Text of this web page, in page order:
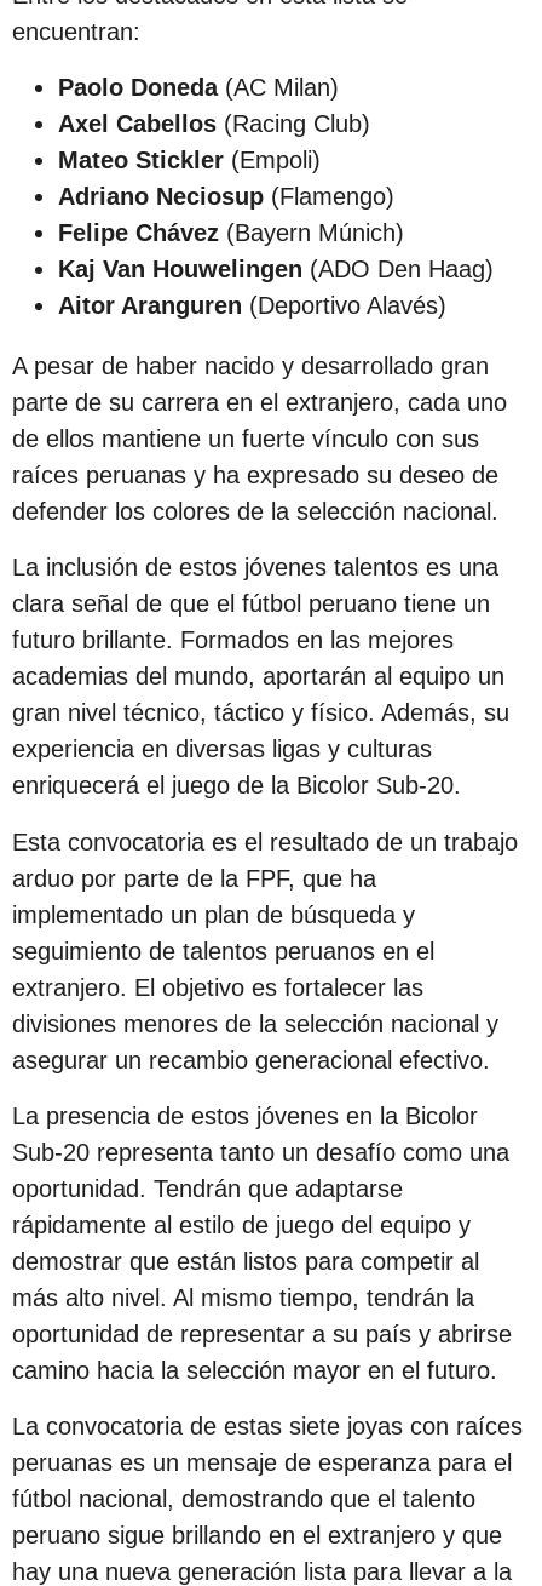
d
e
l
i
c
a
c
i
n
encuentran:
Paolo Doneda(AC Milan)
Axel Cabellos(Racing Club)
Mateo Stickler(Empoli)
Adriano Neciosup(Flamengo)
Felipe Chávez(Bayern Múnich)
Kaj Van Houwelingen (ADO Den Haag)
Aitor Aranguren (Deportivo Alavés)
A pesar de haber nacido y desarrollado gran
parte de su carrera en el extranjero, cada uno
de ellos mantiene un fuerte vínculo con sus
raíces peruanas y ha expresado su deseo de
defender los colores de la selección nacional.
La inclusión de estos jóvenes talentos es una
clara señal de que el fútbol peruano tiene un
futuro brillante. Formados en las mejores
academias del mundo, aportarán al equipo un
gran nivel técnico, táctico y físico. Además, su
experiencia en diversas ligas y culturas
enriquecerá el juego de la Bicolor Sub-20.
Esta convocatoria es el resultado de un trabajo
arduo por parte de la FPF, que ha
implementado un plan de búsqueda y
seguimiento de talentos peruanos en el
extranjero. El objetivo es fortalecer las
divisiones menores de la selección nacional y
asegurar un recambio generacional efectivo.
La presencia de estos jóvenes en la Bicolor
Sub-20 representa tanto un desafío como una
oportunidad. Tendrán que adaptarse
rápidamente al estilo de juego del equipo y
demostrar que están listos para competir al
más alto nivel. Al mismo tiempo, tendrán la
oportunidad de representar a su país y abrirse
camino hacia la selección mayor en el futuro.
La convocatoria de estas siete joyas con raíces
peruanas es un mensaje de esperanza para el
fútbol nacional, demostrando que el talento
peruano sigue brillando en el extranjero y que
hay una nueva generación lista para llevar a la